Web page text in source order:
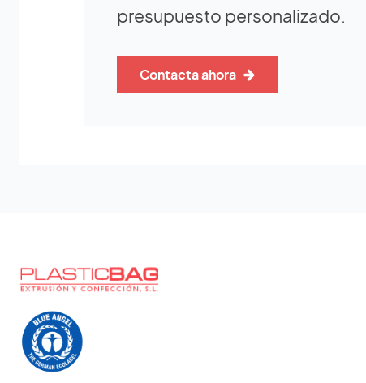
presupuesto personalizado.
Contacta ahora